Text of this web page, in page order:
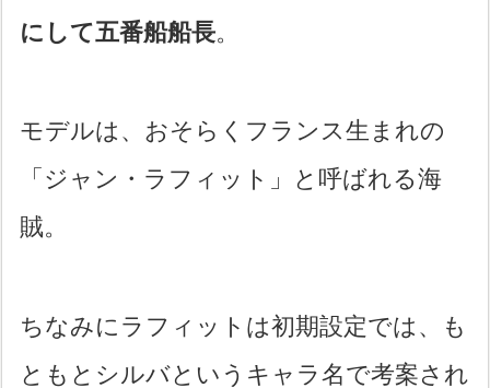
にして五番船船長。
モデルは、おそらくフランス生まれの
「ジャン・ラフィット」と呼ばれる海
賊。
ちなみにラフィットは初期設定では、も
ともとシルバというキャラ名で考案され